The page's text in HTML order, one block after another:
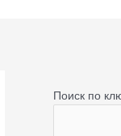
Поиск по